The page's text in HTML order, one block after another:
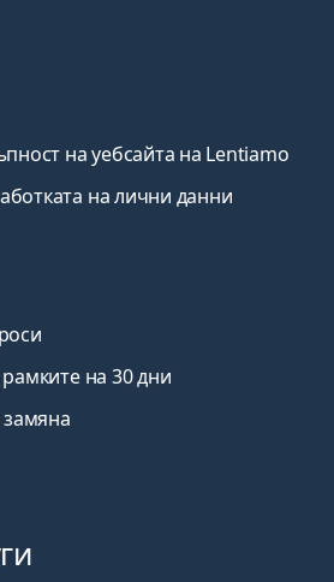
на уебсайта на Lentiamo
на лични данни
на 30 дни
замяна